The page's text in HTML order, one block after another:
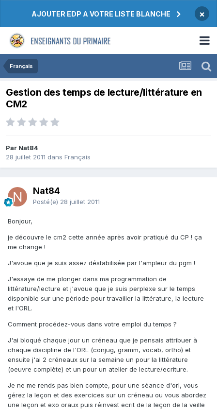
AJOUTER EDP A VOTRE LISTE BLANCHE ×
Français
Gestion des temps de lecture/littérature en
CM2
Par Nat84
28 juillet 2011 dans Français
Nat84
Posté(e) 28 juillet 2011
Bonjour,
je découvre le cm2 cette année après avoir pratiqué du CP ! ça
me change !
J'avoue que je suis assez déstabilisée par l'ampleur du pgm !
J'essaye de me plonger dans ma programmation de
littérature/lecture et j'avoue que je suis perplexe sur le temps
disponible sur une période pour travailler la littérature, la lecture
et l'ORL.
Comment procédez-vous dans votre emploi du temps ?
J'ai bloqué chaque jour un créneau que je pensais attribuer à
chaque discipline de l'ORL (conjug, gramm, vocab, ortho) et
ensuite j'ai 2 créneaux sur la semaine un pour la littérature
(oeuvre complète) et un pour un atelier de lecture/ecriture.
Je ne me rends pas bien compte, pour une séance d'orl, vous
gérez la leçon et des exercices sur un créneau ou vous abordez
une leçon et exo oraux puis réinvest ecrit de la leçon de la veille